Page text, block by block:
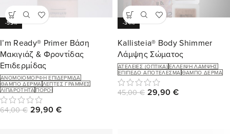
-53%
I’m Ready® Primer Βάση
Μακιγιάζ & Φροντίδας
Επιδερμίδας
ΑΝΟΜΟΙΌΜΟΡΦΗ ΕΠΙΔΕΡΜΊΔΑ
ΘΑΜΠΌ ΔΈΡΜΑΛΕΠΤΈΣ ΓΡΑΜΜΈΣ
ΛΙΠΑΡΌΤΗΤΑΠΌΡΟΙ
64,00€ 29,90 €
-34%
Kallisteia® Body Shimmer
Λάμψης Σώματος
ΑΤΈΛΕΙΕΣ (ΟΠΤΙΚΆ)ΈΛΛΕΙΨΗ ΛΆΜΨΗΣ
ΕΠΊΠΕΔΟ ΑΠΟΤΈΛΕΣΜΑΘΑΜΠΌ ΔΈΡΜΑ
45,00€ 29,90 €